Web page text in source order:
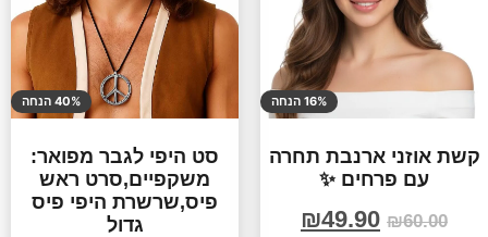
16% הנחה
קשת אוזני ארנבת תחרה
עם פרחים ✨
₪60.00
₪49.90
40% הנחה
סט היפי לגבר מפואר:
משקפיים,סרט ראש
פיס,שרשרת היפי פיס
גדול